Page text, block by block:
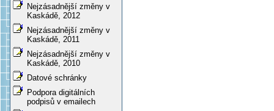
Nejzásadnější změny v
Kaskádě, 2012
Nejzásadnější změny v
Kaskádě, 2011
Nejzásadnější změny v
Kaskádě, 2010
Datové schránky
Podpora digitálních
podpisů v emailech